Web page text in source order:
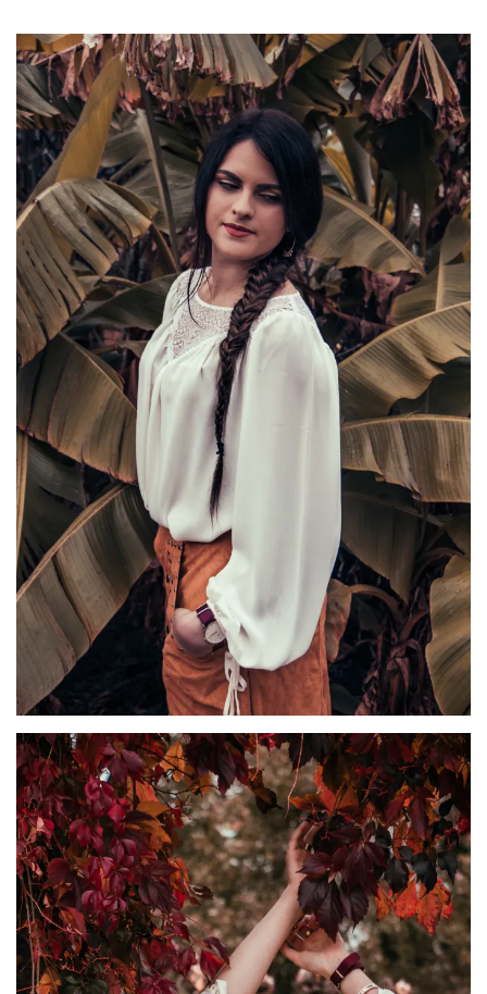
(25)
Découvertes
mode
Derniers
achats
(45)
Lookbook
(175)
Luxe
maroquinerie
(218)
Sélections
shopping
(43)
ARCHIVES
DU BLOG